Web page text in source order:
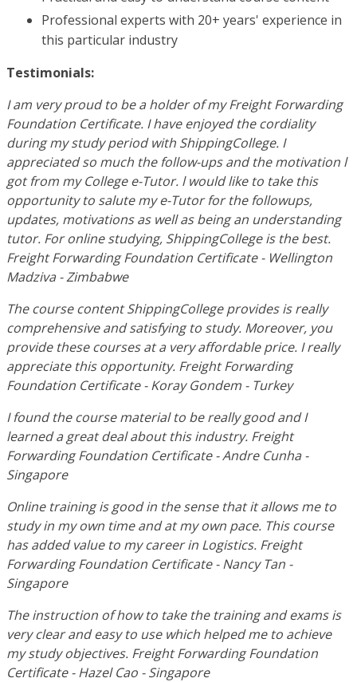
Professional experts with 20+ years' experience in
this particular industry
Testimonials:
I am very proud to be a holder of my Freight Forwarding
Foundation Certificate. I have enjoyed the cordiality
during my study period with ShippingCollege. I
appreciated so much the follow-ups and the motivation l
got from my College e-Tutor. l would like to take this
opportunity to salute my e-Tutor for the followups,
updates, motivations as well as being an understanding
tutor. For online studying, ShippingCollege is the best.
Freight Forwarding Foundation Certificate - Wellington
Madziva - Zimbabwe
The course content ShippingCollege provides is really
comprehensive and satisfying to study. Moreover, you
provide these courses at a very affordable price. I really
appreciate this opportunity. Freight Forwarding
Foundation Certificate - Koray Gondem - Turkey
I found the course material to be really good and I
learned a great deal about this industry. Freight
Forwarding Foundation Certificate - Andre Cunha -
Singapore
Online training is good in the sense that it allows me to
study in my own time and at my own pace. This course
has added value to my career in Logistics. Freight
Forwarding Foundation Certificate - Nancy Tan -
Singapore
The instruction of how to take the training and exams is
very clear and easy to use which helped me to achieve
my study objectives. Freight Forwarding Foundation
Certificate - Hazel Cao - Singapore